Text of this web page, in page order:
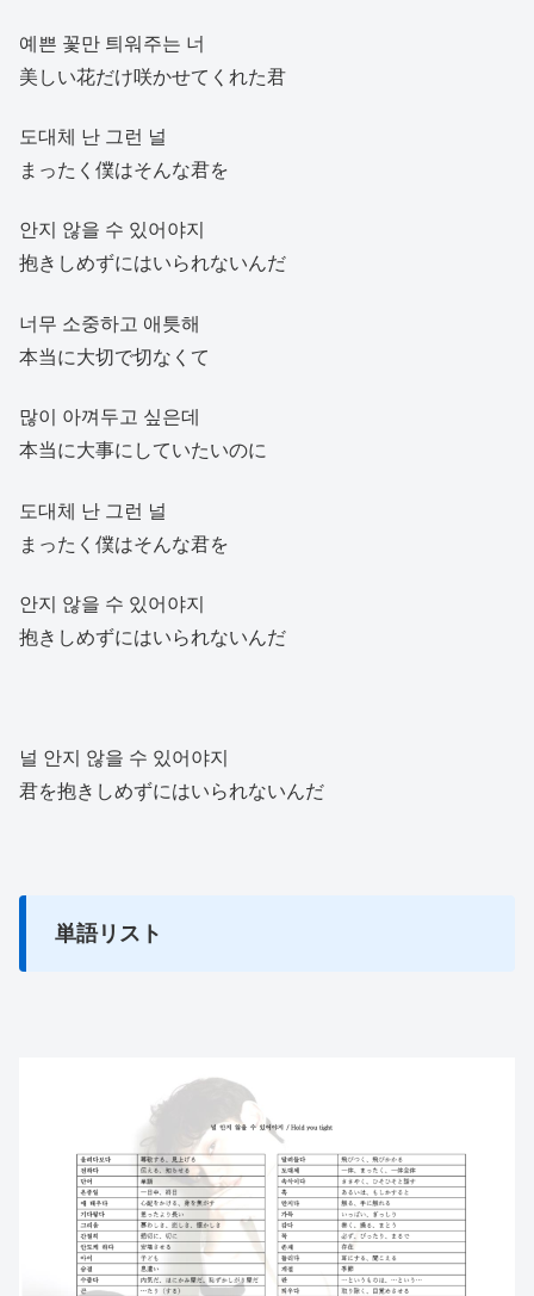
예쁜 꽃만 틔워주는 너
美しい花だけ咲かせてくれた君
도대체 난 그런 널
まったく僕はそんな君を
안지 않을 수 있어야지
抱きしめずにはいられないんだ
너무 소중하고 애틋해
本当に大切で切なくて
많이 아껴두고 싶은데
本当に大事にしていたいのに
도대체 난 그런 널
まったく僕はそんな君を
안지 않을 수 있어야지
抱きしめずにはいられないんだ
널 안지 않을 수 있어야지
君を抱きしめずにはいられないんだ
単語リスト